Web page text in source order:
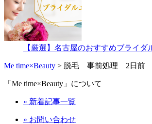
【厳選】名古屋のおすすめブライ
Me time×Beauty > 脱毛 事前処理 2日前
「Me time×Beauty」について
» 新着記事一覧
» お問い合わせ